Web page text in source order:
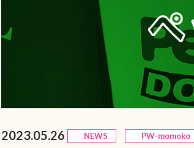
2023.05.26 NEWS PW-momoko